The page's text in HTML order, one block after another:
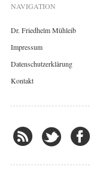
NAVIGATION
Dr. Friedhelm Mühleib
Impressum
Datenschutzerklärung
Kontakt